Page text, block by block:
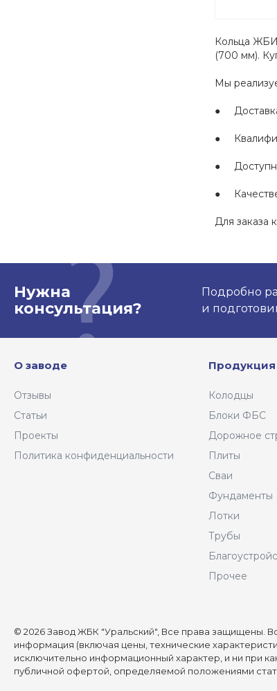
Кольца ЖБИ
(700 мм).
Мы
● Доставка
●
●
●
Для заказа
Нужна
консультация?
Подробно
и
О заводе
Отзывы
Статьи
Проекты
Политика конфиденциальности
Продукция
Колодцы
Блоки ФБС
Дорожное
Плиты
Сваи
Фундаменты
Лотки
Трубы
Прочее
© 2026 Завод ЖБК "Уральский", Все права защищены.
информация (включая цены, технические
исключительно информационный характер, и ни при
публичной офертой, определяемой положениями